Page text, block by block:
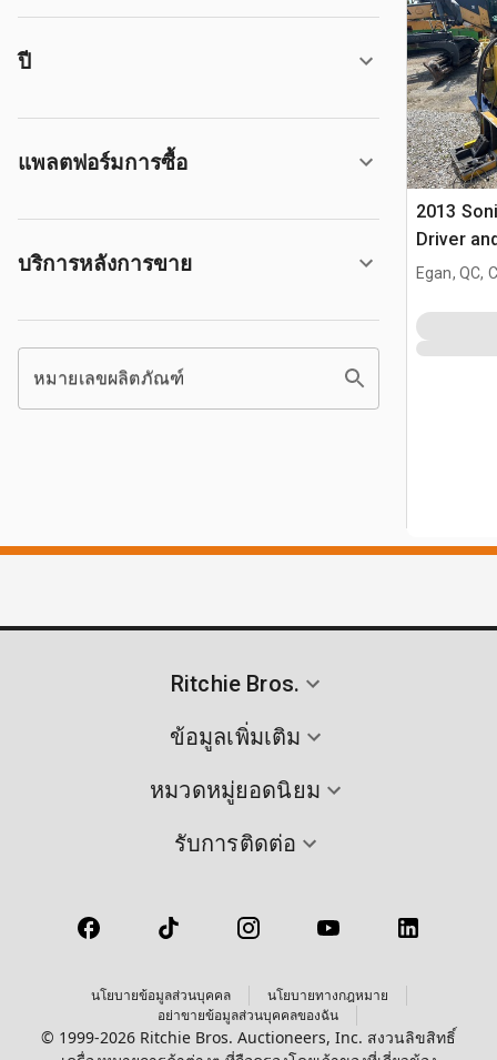
ปี
แพลตฟอร์มการซื้อ
บริการหลังการขาย
หมายเลขผลิตภัณฑ์
2013
Driver
Egan, QC,
Ritchie Bros.
ข้อมูลเพิ่มเติม
หมวดหมู่ยอดนิยม
รับการติดต่อ
นโยบายข้อมูลส่วนบุคคล
นโยบายทางกฎหมาย
อย่าขายข้อมูลส่วนบุคคลของฉัน
© 1999-2026 Ritchie Bros. Auctioneers, Inc. สงวนลิขสิทธิ์